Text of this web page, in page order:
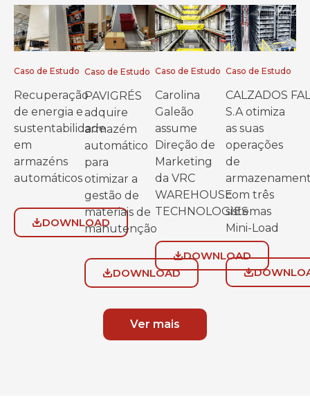
Caso de Estudo
Recuperação
de energia e
sustentabilidade
em
armazéns
automáticos
DOWNLOAD
Caso de Estudo
PAVIGRÉS
adquire
armazém
automático
para
otimizar a
gestão de
materiais de
manutenção
DOWNLOAD
Caso de Estudo
Carolina
Galeão
assume
Direção de
Marketing
da VRC
WAREHOUSE
TECHNOLOGIES
DOWNLOAD
Caso de Estudo
CALZADOS FAL
S.A otimiza
as suas
operações
de
com três
sistemas
Mini-Load
Ver mais